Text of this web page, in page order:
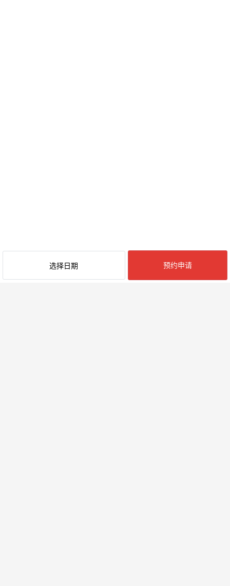
选择日期 预约申请